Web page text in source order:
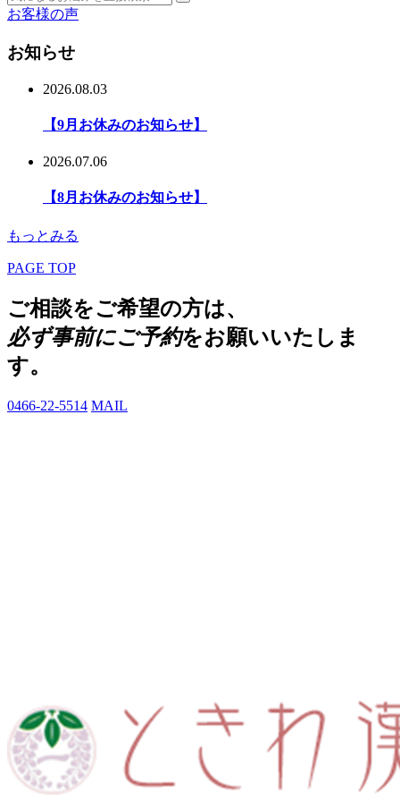
お客様の声
お知らせ
2026.08.03
【9月お休みのお知らせ】
2026.07.06
【8月お休みのお知らせ】
もっとみる
PAGE TOP
ご相談をご希望の方は、
必ず事前にご予約をお願いいたしま
す。
0466-22-5514 MAIL